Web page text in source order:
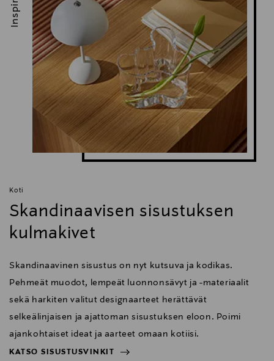
Koti
Skandinaavisen sisustuksen
kulmakivet
Skandinaavinen sisustus on nyt kutsuva ja kodikas.
Pehmeät muodot, lempeät luonnonsävyt ja -materiaalit
sekä harkiten valitut designaarteet herättävät
selkeälinjaisen ja ajattoman sisustuksen eloon. Poimi
ajankohtaiset ideat ja aarteet omaan kotiisi.
KATSO SISUSTUSVINKIT